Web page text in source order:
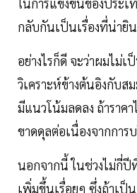
กลับกันเป็นเรื่องที่น่ายิ
อย่างไรก็ดี จะว่าผมไม่เ
วิเคราะห์ข้างต้นอิงกับส
มีแนวโน้มลดลง ถ้าราค
ขาดดุลต่อเนื่องจากการ
นอกจากนี้ ในช่วงไม่กี่ปี
เพิ่มขึ้นเรื่อยๆ ซึ่งถ้าเป็